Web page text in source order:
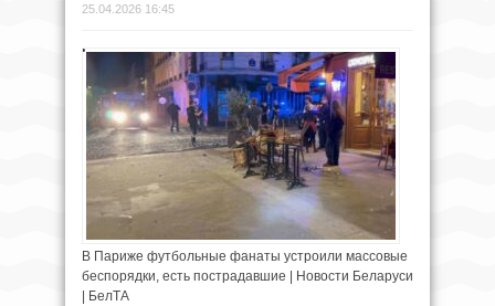
25.04.2026 16:45
В Париже футбольные фанаты устроили массовые
беспорядки, есть пострадавшие | Новости Беларуси
| БелТА